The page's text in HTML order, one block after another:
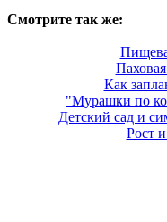
Смотрите так же:
Как
"Мурашки по
Детский сад и
Рост